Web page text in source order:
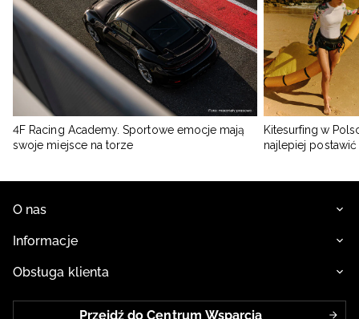
4F Racing Academy. Sportowe emocje mają
swoje miejsce na torze
Kitesurfing w
najlepiej
O nas
Informacje
Obsługa klienta
Przejdź do Centrum Wsparcia